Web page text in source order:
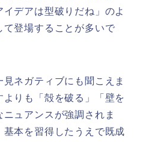
デアは型破りだね」のよ
て登場することが多いで
見ネガティブにも聞こえま
りも「殻を破る」「壁を
ュアンスが強調されま
本を習得したうえで既成